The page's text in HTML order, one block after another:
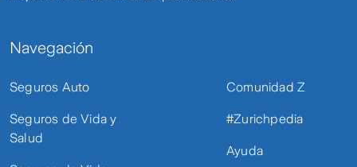
Navegación
Seguros Auto
Seguros de Vida y
Salud
Comunidad Z
#Zurichpedia
Ayuda